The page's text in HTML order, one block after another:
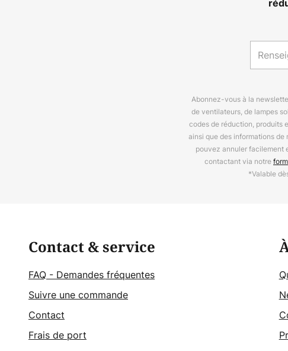
Abonnez-vous à la
de ventilateurs, de lampes
codes de réduction, produits
ainsi que des informations
pouvez annuler facilement
contactant via notre
*Valable
Contact & service
FAQ - Demandes fréquentes
Suivre une commande
Contact
Frais de port